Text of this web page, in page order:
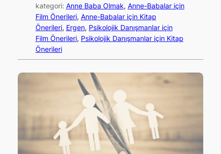
kategori: Anne Baba Olmak, Anne-Babalar için
Film Önerileri, Anne-Babalar için Kitap
Önerileri, Ergen, Psikolojik Danışmanlar için
Film Önerileri, Psikolojik Danışmanlar için Kitap
Önerileri